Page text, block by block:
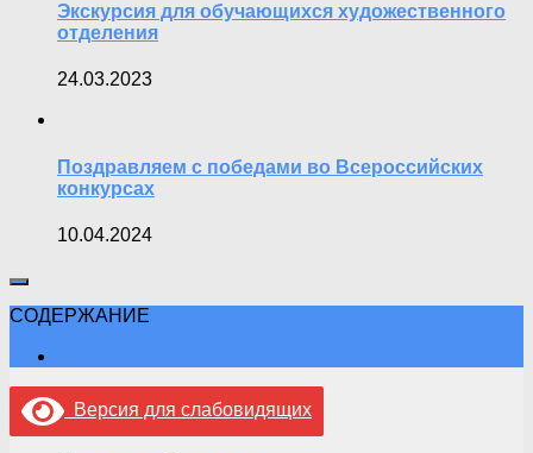
Экскурсия для обучающихся художественного
отделения
24.03.2023
Поздравляем с победами во Всероссийских
конкурсах
10.04.2024
СОДЕРЖАНИЕ
Версия для слабовидящих